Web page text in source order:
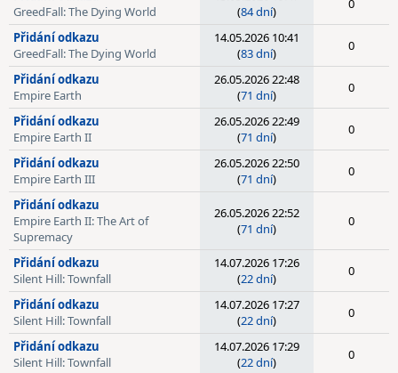
GreedFall: The Dying World
(84 dní) 0
Přidání odkazu
GreedFall: The Dying World
14.05.2026 10:41
(83 dní) 0
Přidání odkazu
Empire Earth
26.05.2026 22:48
(71 dní) 0
Přidání odkazu
Empire Earth II
26.05.2026 22:49
(71 dní) 0
Přidání odkazu
Empire Earth III
26.05.2026 22:50
(71 dní) 0
Přidání odkazu
Empire Earth II: The Art of
Supremacy
26.05.2026 22:52
(71 dní) 0
Přidání odkazu
Silent Hill: Townfall
14.07.2026 17:26
(22 dní) 0
Přidání odkazu
Silent Hill: Townfall
14.07.2026 17:27
(22 dní) 0
Přidání odkazu
Silent Hill: Townfall
14.07.2026 17:29
(22 dní) 0